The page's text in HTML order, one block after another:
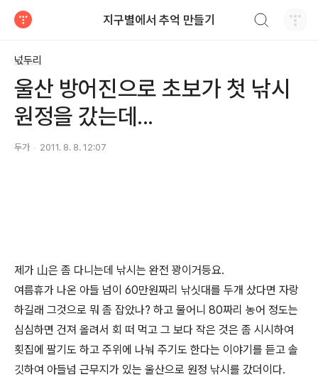
지구별에서 추억 만들기
넋두리
울산 방어진으로 초보가 첫 낚시
원정을 갔는데...
두가 2011. 8. 8. 12:07
제가 山은 좀 다니는데 낚시는 완전 꽝이거등요.
여름휴가 나온 아들 넘이 60만원짜리 낚싯대를 두개 샀다면 자랑
하길래 그것으로 뭐 좀 잡았나? 하고 물어니 80짜리 농어 정도는
심심하면 건져 올려서 회 떠 먹고 그 보다 작은 것은 좀 시시하여
횟집에 팔기도 하고 주위에 나눠 주기도 한다는 이야기를 듣고 솔
깃하여 아들넘 근무지가 있는 울산으로 원정 낚시를 갔더이다.